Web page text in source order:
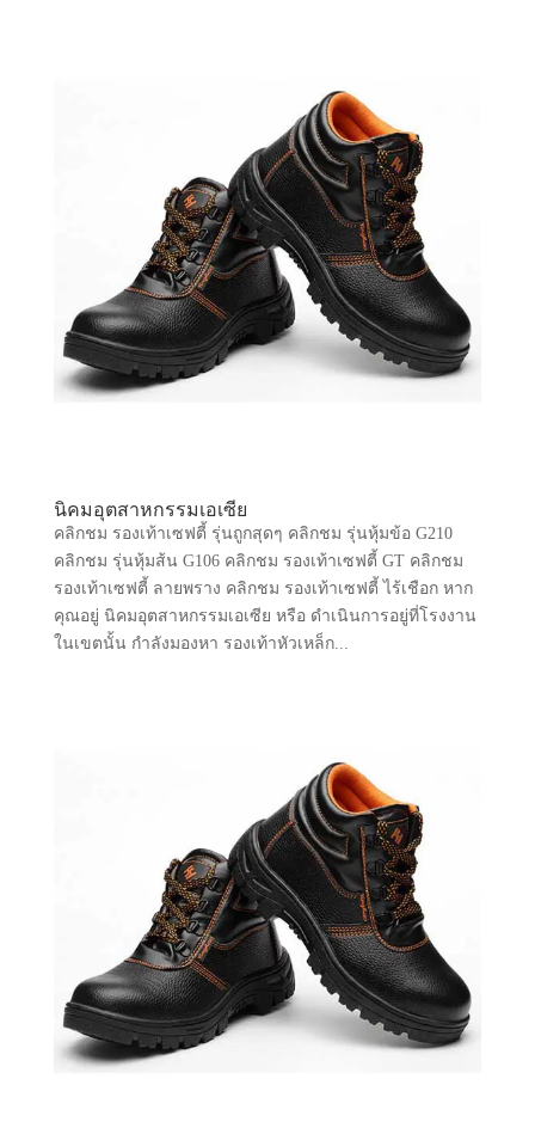
นิคมอุตสาหกรรมเอเซีย
คลิกชม รองเท้าเซฟตี้ รุ่นถูกสุดๆ คลิกชม รุ่นหุ้มข้อ G210
คลิกชม รุ่นหุ้มส้น G106 คลิกชม รองเท้าเซฟตี้ GT คลิกชม
รองเท้าเซฟตี้ ลายพราง คลิกชม รองเท้าเซฟตี้ ไร้เชือก หาก
คุณอยู่ นิคมอุตสาหกรรมเอเซีย หรือ ดำเนินการอยู่ที่โรงงาน
ในเขตนั้น กำลังมองหา รองเท้าหัวเหล็ก...